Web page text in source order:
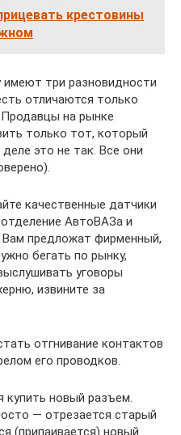
крестовины
три разновидности
отличаются только
на рынке
только тот, который
это не так. Все они
качественные датчики
АвтоВАЗа и
Вам предложат фирменный,
бегать по рынку,
уговоры
извините за
отгнивание контактов
его проводков.
купить новый разъем.
— отрезается старый
(припаивается) новый.